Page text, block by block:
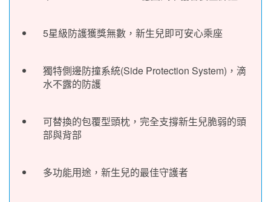
5星級防護獲獎無數，新生兒即可安心乘座
獨特側邊防撞系統(Side Protection System)，滴
水不露的防護
可替換的包覆型頭枕，完全支撐新生兒脆弱的頭
部與背部
多功能用途，新生兒的最佳守護者